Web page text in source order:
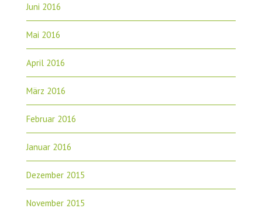
Juni 2016
Mai 2016
April 2016
März 2016
Februar 2016
Januar 2016
Dezember 2015
November 2015